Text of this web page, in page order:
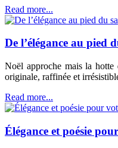
Read more...
De l’élégance au pied
Noël approche mais la
originale, raffinée et
Read more...
Élégance et poésie